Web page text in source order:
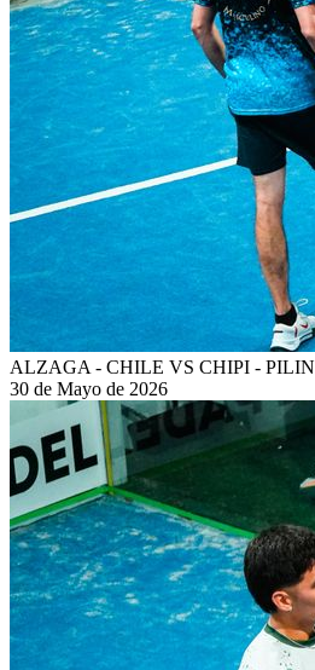
ALZAGA - CHILE VS CHIPI - PILIN
30 de Mayo de 2026